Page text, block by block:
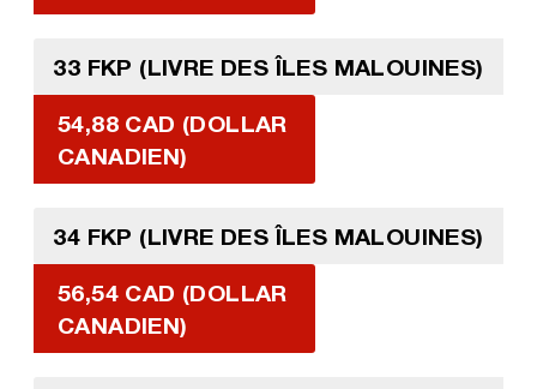
33 FKP (LIVRE DES ÎLES MALOUINES)
54,88 CAD (DOLLAR
CANADIEN)
34 FKP (LIVRE DES ÎLES MALOUINES)
56,54 CAD (DOLLAR
CANADIEN)